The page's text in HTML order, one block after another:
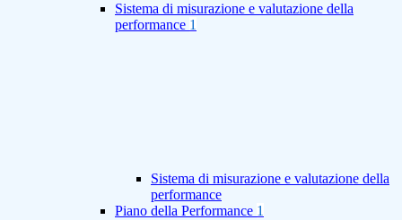
Sistema di misurazione e valutazione della
performance 1
Sistema di misurazione e valutazione della
performance
Piano della Performance 1